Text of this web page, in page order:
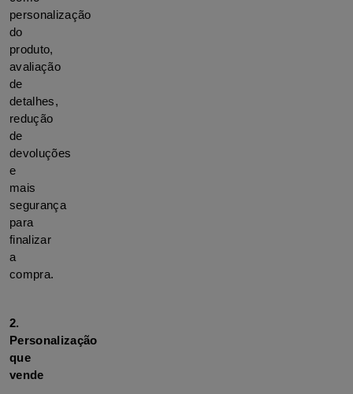
personalização
do
produto,
avaliação
de
detalhes,
redução
de
devoluções
e
mais
segurança
para
finalizar
a
compra.
2.
Personalização
que
vende